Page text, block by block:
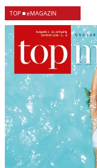
TOP ■ eMAGAZIN